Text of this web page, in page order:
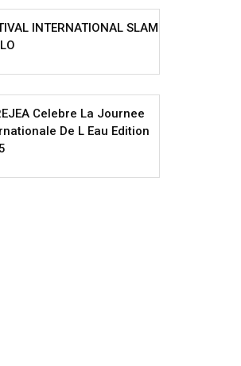
INTERNATIONAL SLAM
Celebre La Journee
De L Eau Edition